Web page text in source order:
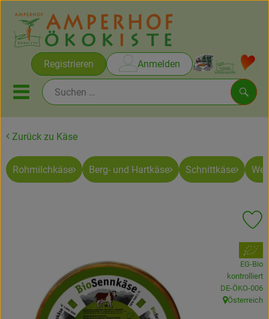
Registrieren Anmelden
Mobiles Menu öffnen oder
Rezepte
Frisches
Angebote
Zurück zu Käse
Rohmilchkäse Berg- und Hartkäse Schnittkäse
, Verband:
EG-Bio
kontrolliert
, Kontrollstelle:
DE-ÖKO-006
, Herkunft:
Österreich